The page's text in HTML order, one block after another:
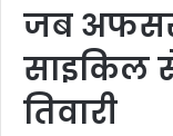
जब
साइकिल
तिवारी